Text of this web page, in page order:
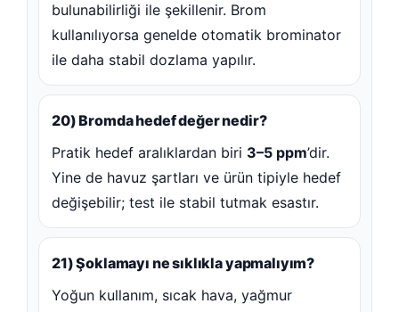
bulunabilirliği ile şekillenir. Brom
kullanılıyorsa genelde otomatik brominator
ile daha stabil dozlama yapılır.
20) Bromda hedef değer nedir?
Pratik hedef aralıklardan biri 3–5 ppm’dir.
Yine de havuz şartları ve ürün tipiyle hedef
değişebilir; test ile stabil tutmak esastır.
21) Şoklamayı ne sıklıkla yapmalıyım?
Yoğun kullanım, sıcak hava, yağmur